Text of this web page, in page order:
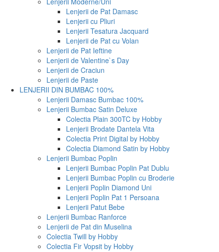
Lenjerii de Pat Damasc
Lenjerii cu Pliuri
Lenjerii Tesatura Jacquard
Lenjerii de Pat cu Volan
Lenjerii de Pat Ieftine
Lenjerii de Valentine`s Day
Lenjerii de Craciun
Lenjerii de Paste
LENJERII DIN BUMBAC 100%
Lenjerii Damasc Bumbac 100%
Lenjerii Bumbac Satin Deluxe
Colectia Plain 300TC by Hobby
Lenjerii Brodate Dantela Vita
Colectia Print Digital by Hobby
Colectia Diamond Satin by Hobby
Lenjerii Bumbac Poplin
Lenjerii Bumbac Poplin Pat Dublu
Lenjerii Bumbac Poplin cu Broderie
Lenjerii Poplin Diamond Uni
Lenjerii Poplin Pat 1 Persoana
Lenjerii Patut Bebe
Lenjerii Bumbac Ranforce
Lenjerii de Pat din Muselina
Colectia Twill by Hobby
Colectia Fir Vopsit by Hobby